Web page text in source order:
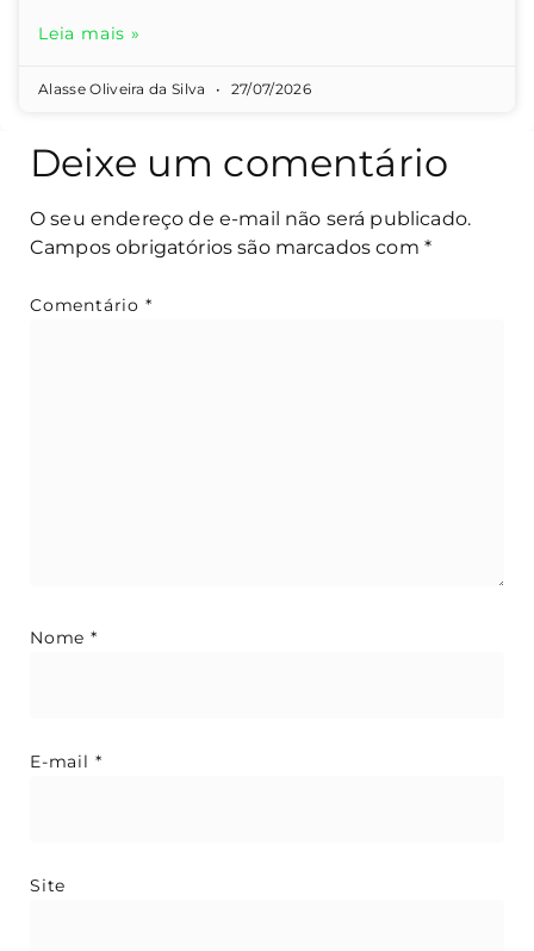
Leia mais »
Alasse Oliveira da Silva 27/07/2026
Deixe um comentário
O seu endereço de e-mail não será publicado.
Campos obrigatórios são marcados com *
Comentário *
Nome *
E-mail *
Site